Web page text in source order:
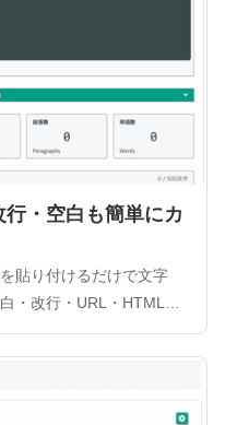
・空白も簡単にカ
貼り付けるだけで文字
・改行・URL・HTMLタ
時に判別可能です。ブラ
に送信されないため、機
。